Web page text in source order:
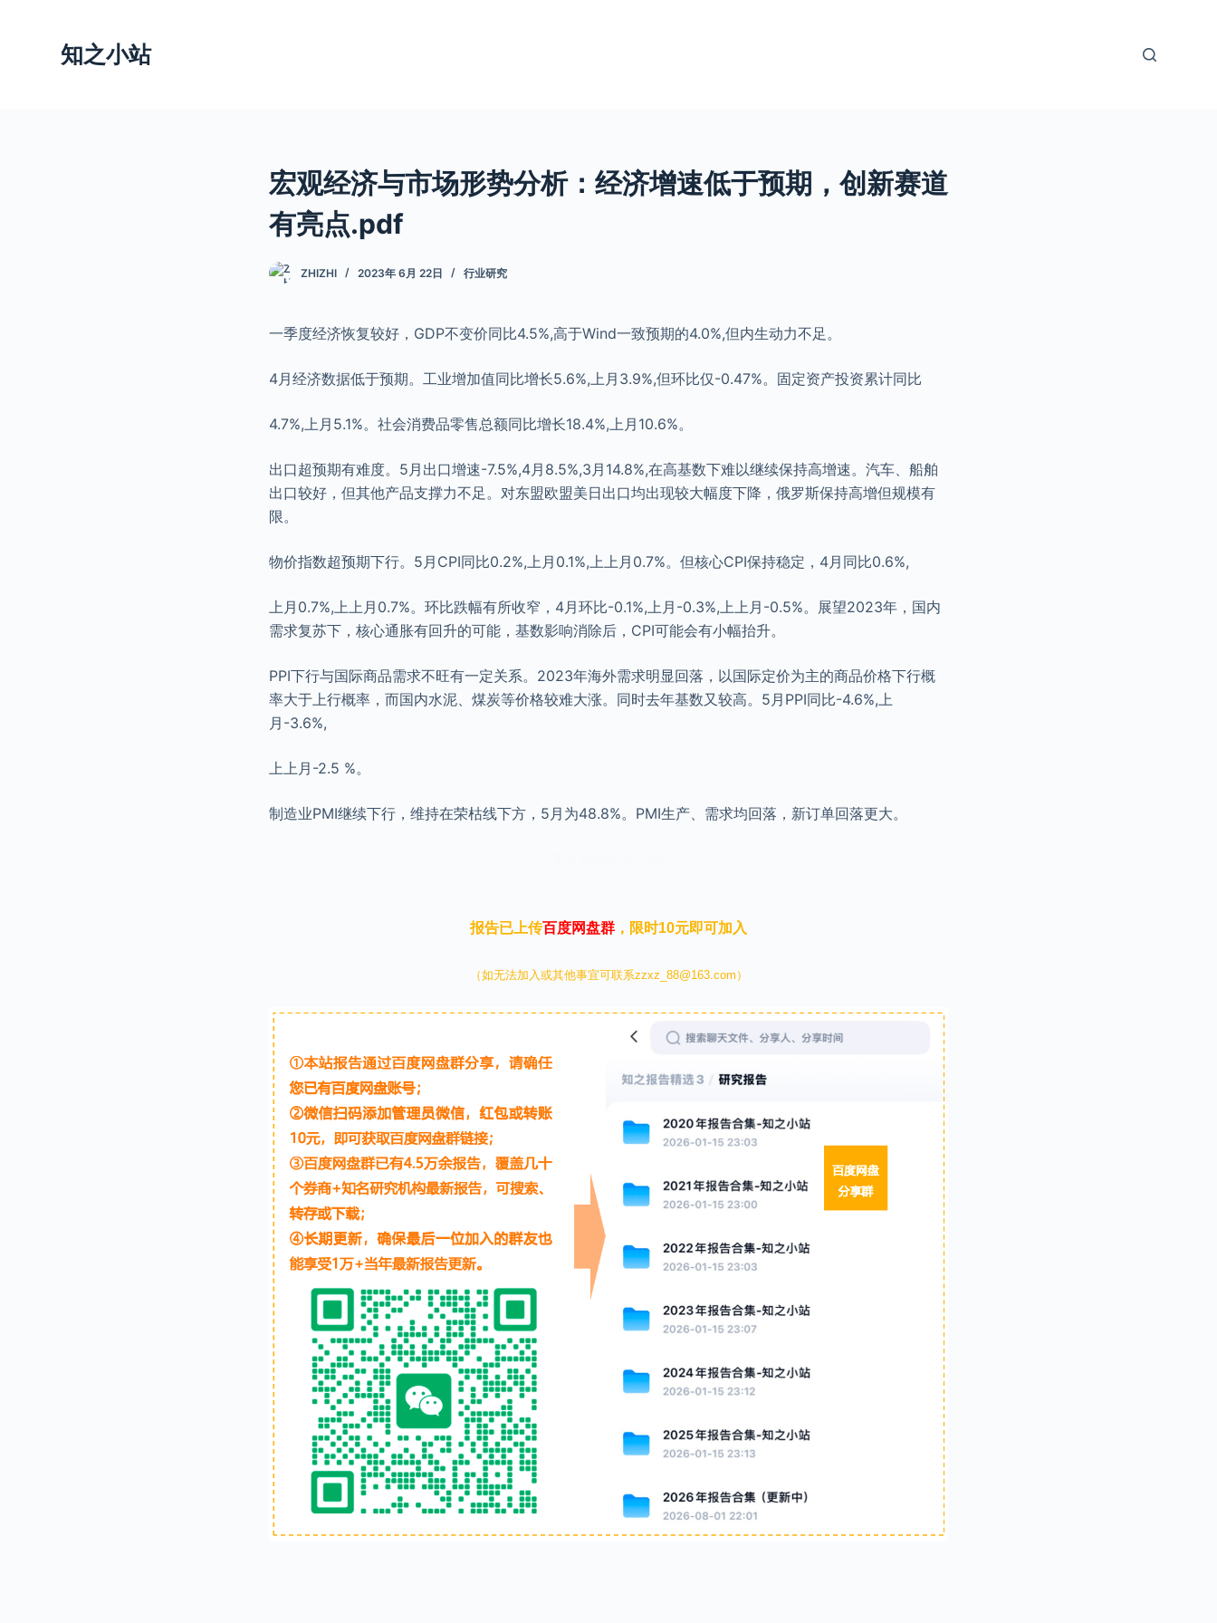
知之小站
宏观经济与市场形势分析：经济增速低于预期，创新赛道
有亮点.pdf
ZHIZHI 2023年 6月 22日 行业研究
一季度经济恢复较好，GDP不变价同比4.5%,高于Wind一致预期的4.0%,但内生动力不足。
4月经济数据低于预期。工业增加值同比增长5.6%,上月3.9%,但环比仅-0.47%。固定资产投资累计同比
4.7%,上月5.1%。社会消费品零售总额同比增长18.4%,上月10.6%。
出口超预期有难度。5月出口增速-7.5%,4月8.5%,3月14.8%,在高基数下难以继续保持高增速。汽车、船舶
出口较好，但其他产品支撑力不足。对东盟欧盟美日出口均出现较大幅度下降，俄罗斯保持高增但规模有
限。
物价指数超预期下行。5月CPI同比0.2%,上月0.1%,上上月0.7%。但核心CPI保持稳定，4月同比0.6%,
上月0.7%,上上月0.7%。环比跌幅有所收窄，4月环比-0.1%,上月-0.3%,上上月-0.5%。展望2023年，国内
需求复苏下，核心通胀有回升的可能，基数影响消除后，CPI可能会有小幅抬升。
PPI下行与国际商品需求不旺有一定关系。2023年海外需求明显回落，以国际定价为主的商品价格下行概
率大于上行概率，而国内水泥、煤炭等价格较难大涨。同时去年基数又较高。5月PPI同比-4.6%,上
月-3.6%,
上上月-2.5 %。
制造业PMI继续下行，维持在荣枯线下方，5月为48.8%。PMI生产、需求均回落，新订单回落更大。
报告已上传百度网盘群 ，限时10元即可加入
（如无法加入或其他事宜可联系zzxz_88@163.com）